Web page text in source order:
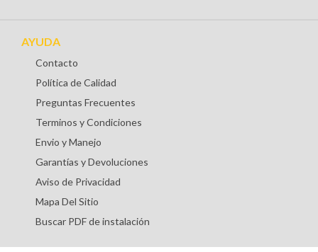
AYUDA
Contacto
Política de Calidad
Preguntas Frecuentes
Terminos y Condiciones
Envio y Manejo
Garantías y Devoluciones
Aviso de Privacidad
Mapa Del Sitio
Buscar PDF de instalación